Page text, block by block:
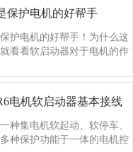
保护电机的好帮手
护电机的好帮手！为什么这
看看软启动器对于电机的作
电机软启动器基本接线
种集电机软起动、软停车、
种保护功能于一体的电机控